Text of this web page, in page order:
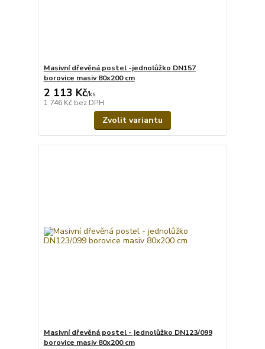
Masivní dřevěná postel -jednolůžko DN157
borovice masiv 80x200 cm
2 113 Kč/ks
1 746 Kč bez DPH
Zvolit variantu
Masivní dřevěná postel - jednolůžko DN123/099
borovice masiv 80x200 cm